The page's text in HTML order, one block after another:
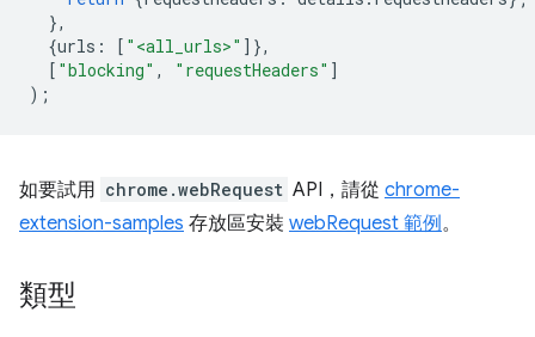
},
{urls : [ "<all_urls>" ]},
[ "blocking" , "requestHeaders" ]
);
如要試用 chrome.webRequest API，請從 chrome-
extension-samples 存放區安裝 webRequest 範例。
類型